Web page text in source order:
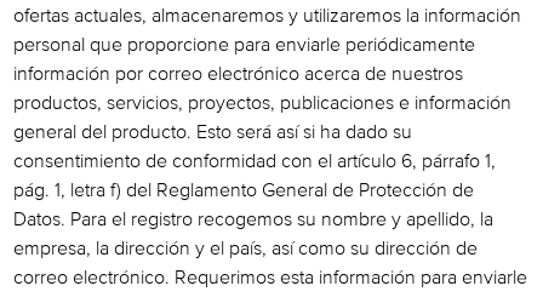
ofertas actuales, almacenaremos y utilizaremos la información
personal que proporcione para enviarle periódicamente
información por correo electrónico acerca de nuestros
productos, servicios, proyectos, publicaciones e información
general del producto. Esto será así si ha dado su
consentimiento de conformidad con el artículo 6, párrafo 1,
pág. 1, letra f) del Reglamento General de Protección de
Datos. Para el registro recogemos su nombre y apellido, la
empresa, la dirección y el país, así como su dirección de
correo electrónico. Requerimos esta información para enviarle